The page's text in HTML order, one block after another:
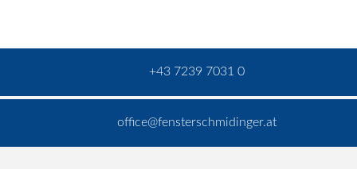
+43 7239 7031 0
office@fensterschmidinger.at